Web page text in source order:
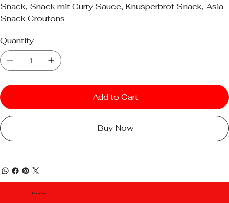
Snack, Snack mit Curry Sauce, Knusperbrot Snack, Asia
Snack Croutons
Quantity
Add to Cart
Buy Now
Location